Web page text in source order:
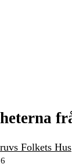
Folkets Hus